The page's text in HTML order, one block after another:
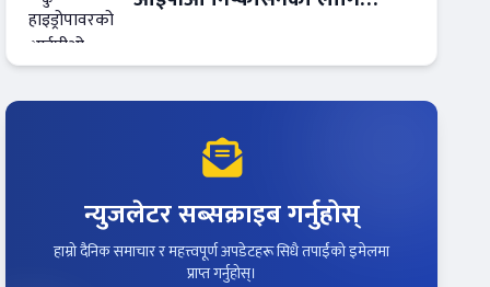
न्युजलेटर सब्सक्राइब गर्नुहोस्
हाम्रो दैनिक समाचार र महत्त्वपूर्ण अपडेटहरू सिधै तपाईंको इमेलमा
प्राप्त गर्नुहोस्।